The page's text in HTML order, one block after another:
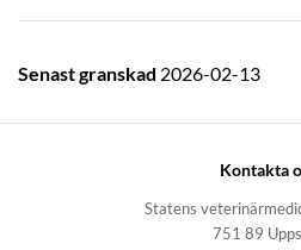
Senast granskad 2026-02-13
Kontakta
Statens
751 89